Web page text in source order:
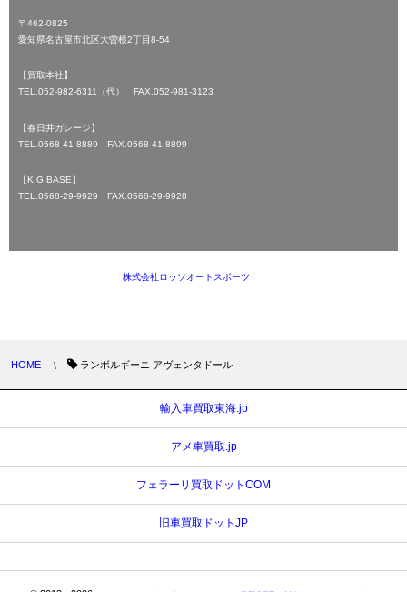
〒462-0825
愛知県名古屋市北区大曽根2丁目8-54
【買取本社】
TEL.052-982-6311（代） FAX.052-981-3123
【春日井ガレージ】
TEL.0568-41-8889 FAX.0568-41-8899
【K.G.BASE】
TEL.0568-29-9929 FAX.0568-29-9928
株式会社ロッソオートスポーツ
HOME ランボルギーニ アヴェンタドール
輸入車買取東海.jp
アメ車買取.jp
フェラーリ買取ドットCOM
旧車買取ドットJP